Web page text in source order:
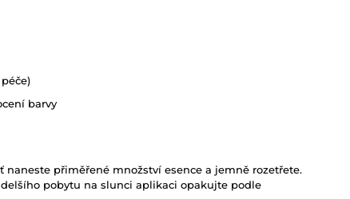
barvy
naneste přiměřené množství esence a jemně rozetřete.
pobytu na slunci aplikaci opakujte podle